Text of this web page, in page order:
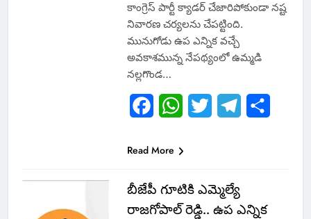
కాంగ్రెస్ పార్టీ క్యాడర్ చేజారిపోకుండా నష్ట
నివారణ చర్యలను చేపట్టింది.
మునుగోడు ఉప ఎన్నిక వచ్చే
అవకాశమున్న నేపథ్యంలో ఉమ్మడి
నల్లగొండ…
FacebookWhatsApp
Twitter Telegram
Read More
బీజేపీ గూటికి ఎమ్మెల్యే
రాజగోపాల్ రెడ్డి.. ఉప ఎన్నిక